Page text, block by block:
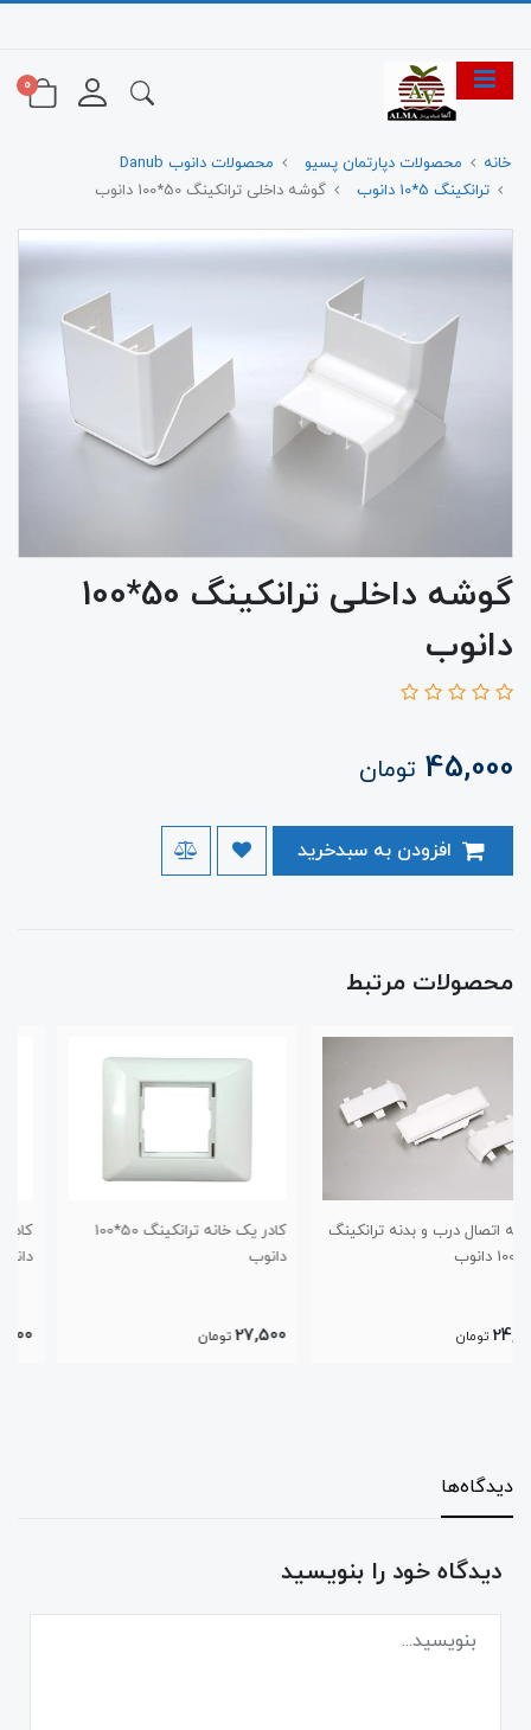
0
خانه محصولات دپارتمان پسیو
محصولات دانوب Danub
ترانکینگ 5*10 دانوب
گوشه داخلی ترانکینگ 50*100 دانوب
گوشه داخلی ترانکینگ 50*100
دانوب
45,000 تومان
محصولات مرتبط
کادر یک خانه ترانکینگ 50*100
دانوب
27,500
کادر چهار خانه ترانکینگ 50*100
41,500
دیدگاه‌ها
دیدگاه خود را بنویسید